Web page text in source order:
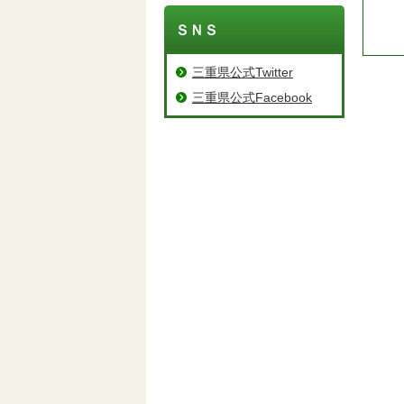
ＳＮＳ
三重県公式Twitter
三重県公式Facebook